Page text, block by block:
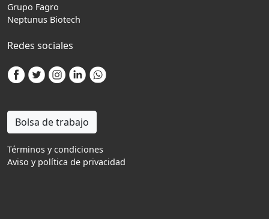
Grupo Fagro
Neptunus Biotech
Redes sociales
Bolsa de trabajo
Términos y condiciones
Aviso y política de privacidad